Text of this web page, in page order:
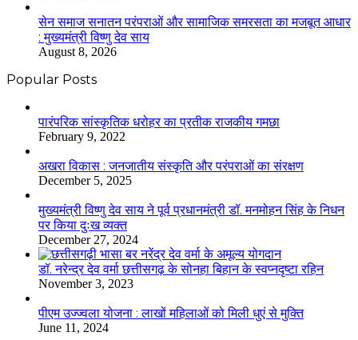
सेन समाज सनातन परंपराओं और सामाजिक समरसता का मजबूत आधार
: मुख्यमंत्री विष्णु देव साय
August 8, 2026
Popular Posts
​​​​​​​पारंपरिक सांस्कृतिक धरोहर का प्रतीक राजकीय गमछा
February 9, 2022
अखरा विकास : जनजातीय संस्कृति और परंपराओं का संरक्षण
December 5, 2025
मुख्यमंत्री विष्णु देव साय ने पूर्व प्रधानमंत्री डॉ. मनमोहन सिंह के निधन
पर किया दुःख व्यक्त
December 27, 2024
डॉ. नरेन्द्र देव वर्मा छत्तीसगढ़ के सोनहा बिहान के स्वप्नदृष्टा रहिन
November 3, 2023
पीएम उज्ज्वला योजना : लाखों महिलाओं को मिली धुएं से मुक्ति
June 11, 2024